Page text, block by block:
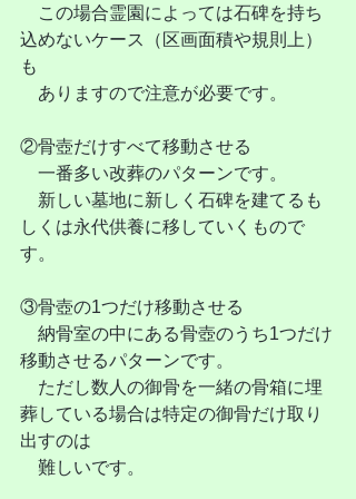
この場合霊園によっては石碑を持ち
込めないケース（区画面積や規則上）
も
ありますので注意が必要です。
②骨壺だけすべて移動させる
一番多い改葬のパターンです。
新しい墓地に新しく石碑を建てるも
しくは永代供養に移していくもので
す。
③骨壺の1つだけ移動させる
納骨室の中にある骨壺のうち1つだけ
移動させるパターンです。
ただし数人の御骨を一緒の骨箱に埋
葬している場合は特定の御骨だけ取り
出すのは
難しいです。